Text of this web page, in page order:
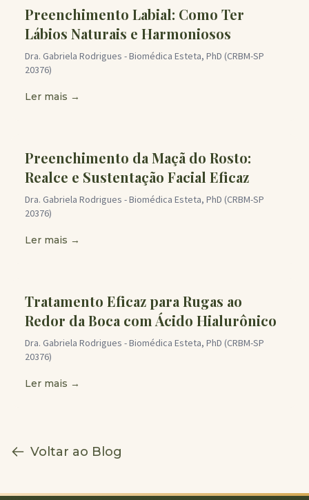
Preenchimento Labial: Como Ter
Lábios Naturais e Harmoniosos
Dra. Gabriela Rodrigues - Biomédica Esteta, PhD (CRBM-SP
20376)
Ler mais →
Preenchimento da Maçã do Rosto:
Realce e Sustentação Facial Eficaz
Dra. Gabriela Rodrigues - Biomédica Esteta, PhD (CRBM-SP
20376)
Ler mais →
Tratamento Eficaz para Rugas ao
Redor da Boca com Ácido Hialurônico
Dra. Gabriela Rodrigues - Biomédica Esteta, PhD (CRBM-SP
20376)
Ler mais →
Voltar ao Blog